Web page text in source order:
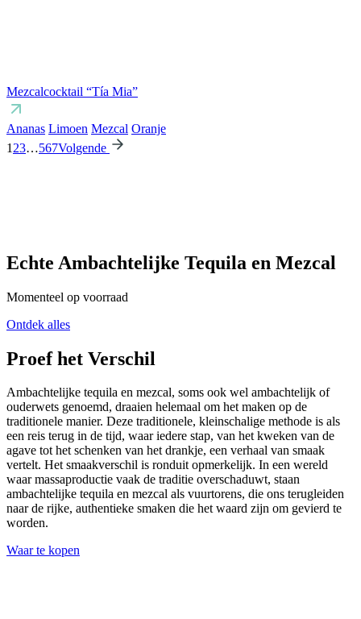
Mezcalcocktail “Tía Mia”
Ananas Limoen Mezcal Oranje
1 23…567Volgende
Echte Ambachtelijke Tequila en Mezcal
Momenteel op voorraad
Ontdek alles
Proef het Verschil
Ambachtelijke tequila en mezcal, soms ook wel ambachtelijk of
ouderwets genoemd, draaien helemaal om het maken op de
traditionele manier. Deze traditionele, kleinschalige methode is als
een reis terug in de tijd, waar iedere stap, van het kweken van de
agave tot het schenken van het drankje, een verhaal van smaak
vertelt. Het smaakverschil is ronduit opmerkelijk. In een wereld
waar massaproductie vaak de traditie overschaduwt, staan
ambachtelijke tequila en mezcal als vuurtorens, die ons terugleiden
naar de rijke, authentieke smaken die het waard zijn om gevierd te
worden.
Waar te kopen